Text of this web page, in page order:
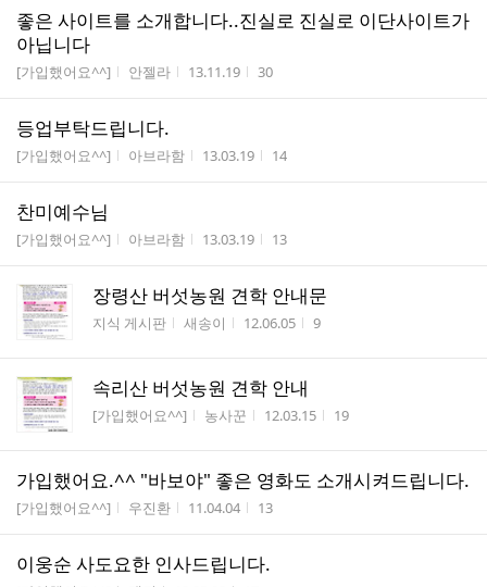
좋은 사이트를 소개합니다..진실로 진실로 이단사이트가
아닙니다
게시판명
[가입했어요^^] 작성자
안젤라 작성시간
13.11.19 조회수
30
등업부탁드립니다.
게시판명
[가입했어요^^] 작성자
아브라함 작성시간
13.03.19 조회수
14
찬미예수님
게시판명
[가입했어요^^] 작성자
아브라함 작성시간
13.03.19 조회수
13
장령산 버섯농원 견학 안내문
게시판명
지식 게시판 작성자
새송이 작성시간
12.06.05 조회수
9
속리산 버섯농원 견학 안내
게시판명
[가입했어요^^] 작성자
농사꾼 작성시간
12.03.15 조회수
19
가입했어요.^^ "바보야" 좋은 영화도 소개시켜드립니다.
게시판명
[가입했어요^^] 작성자
우진환 작성시간
11.04.04 조회수
13
이웅순 사도요한 인사드립니다.